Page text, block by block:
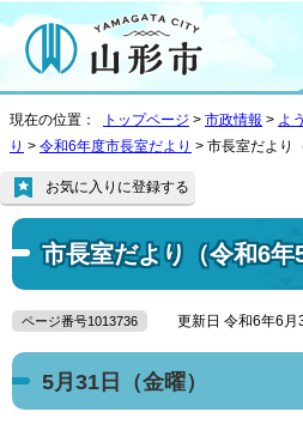
現在の位置： トップページ > 市政情報 > よ
り > 令和6年度市長室だより > 市長室だより
市長室だより（令和6年5
お気に入りに登録する
ページ番号1013736 更新日 令和6年6月
5月31日（金曜）